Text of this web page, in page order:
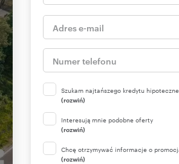
Szukam najtańszego kredytu
(rozwiń)
Interesują mnie podobne oferty
(rozwiń)
Chcę otrzymywać informacje o
(rozwiń)